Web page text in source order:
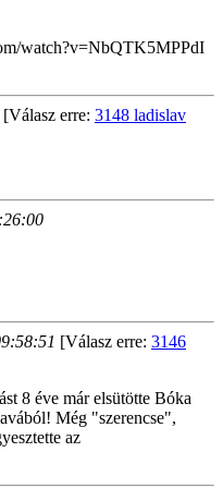
watch?v=NbQTK5MPPdI
[Válasz erre: 3148 ladislav
[Válasz erre: 3146
8 éve már elsütötte Bóka
Még "szerencse",
az